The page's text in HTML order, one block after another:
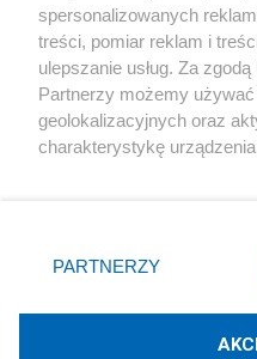
X Facebook
spersonalizowanych
treści, pomiar reklam i
ulepszanie usług. Za
Partnerzy możemy używać
geolokalizacyjnych oraz
charakterystykę
zmienić/wycofać klikając
znajdujący się w lewym
rodzaje przetwarzania
użytkownika, ale masz
PARTNERZY